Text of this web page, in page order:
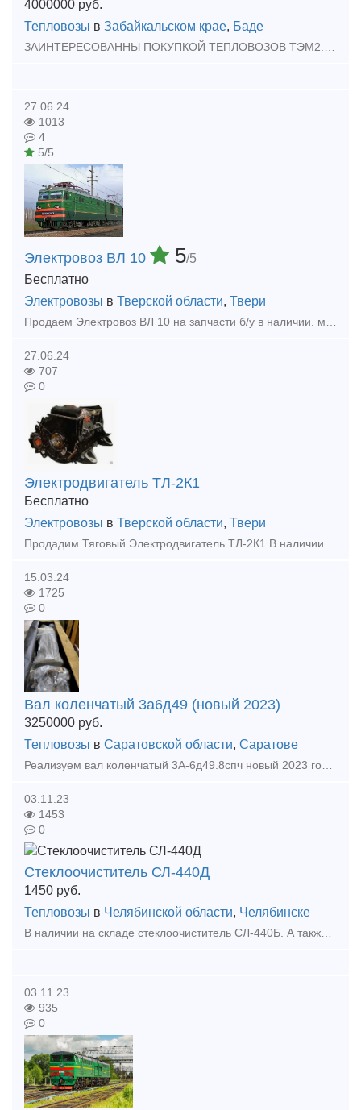
4000000 руб.
Тепловозы в Забайкальском крае, Баде
ЗАИНТЕРЕСОВАННЫ ПОКУПКОЙ ТЕПЛОВОЗОВ ТЭМ2.2ТЭ10.2М62.ДМ62.ТГК.ТГМ.ИДР в любом состояний
27.06.24
1013
4
5/5
Электровоз ВЛ 10 5/5
Бесплатно
Электровозы в Тверской области, Твери
Продаем Электровоз ВЛ 10 на запчасти б/у в наличии. можно весь электровоз целиком.
27.06.24
707
0
Электродвигатель ТЛ-2К1
Бесплатно
Электровозы в Тверской области, Твери
Продадим Тяговый Электродвигатель ТЛ-2К1 В наличии несколько штук. Сняты с рабочей машины.
15.03.24
1725
0
Вал коленчатый 3а6д49 (новый 2023)
3250000 руб.
Тепловозы в Саратовской области, Саратове
Реализуем вал коленчатый 3А-6д49.8спч новый 2023 года выпуска со всеми документами.
03.11.23
1453
0
Стеклоочиститель СЛ-440Д
1450 руб.
Тепловозы в Челябинской области, Челябинске
03.11.23
935
0